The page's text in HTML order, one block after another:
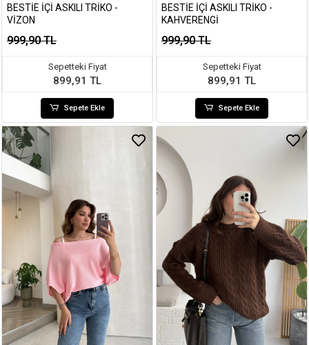
BESTIE İÇI ASKILI TRIKO -
VIZON
999,90 TL
Sepetteki Fiyat
899,91 TL
Sepete Ekle
BESTIE İÇI ASKILI TRIKO -
KAHVERENGI
999,90 TL
Sepetteki Fiyat
899,91 TL
Sepete Ekle